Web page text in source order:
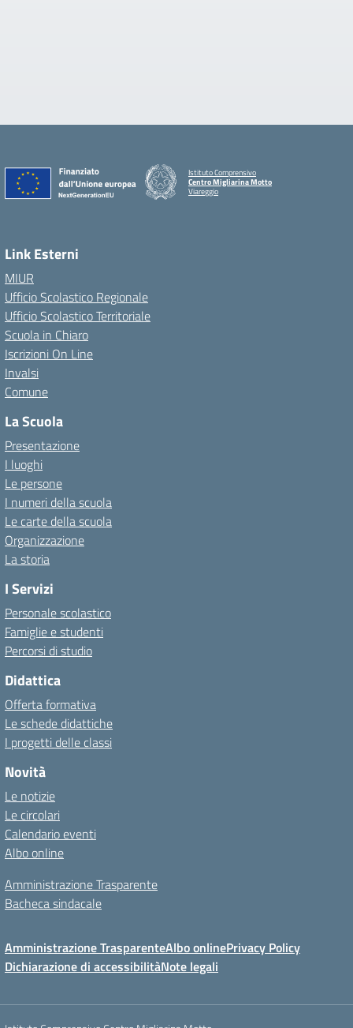
Istituto Comprensivo
Centro Migliarina Motto
Viareggio
Link Esterni
MIUR
Ufficio Scolastico Regionale
Ufficio Scolastico Territoriale
Scuola in Chiaro
Iscrizioni On Line
Invalsi
Comune
La Scuola
Presentazione
I luoghi
Le persone
I numeri della scuola
Le carte della scuola
Organizzazione
La storia
I Servizi
Personale scolastico
Famiglie e studenti
Percorsi di studio
Didattica
Offerta formativa
Le schede didattiche
I progetti delle classi
Novità
Le notizie
Le circolari
Calendario eventi
Albo online
Amministrazione Trasparente
Bacheca sindacale
Amministrazione TrasparenteAlbo onlinePrivacy Policy
Dichiarazione di accessibilitàNote legali